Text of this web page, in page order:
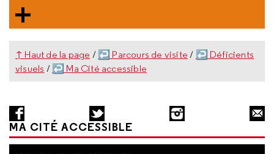
↑ Haut de la page / ↩ Parcours de visite / ↩ Déficients
visuels / ↩ Ma Cité accessible
MA CITÉ ACCESSIBLE